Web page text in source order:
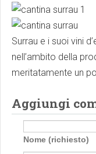
Surrau e i suoi vini
nell’ambito della
meritatamente un
Aggiungi
Nome (richiesto)